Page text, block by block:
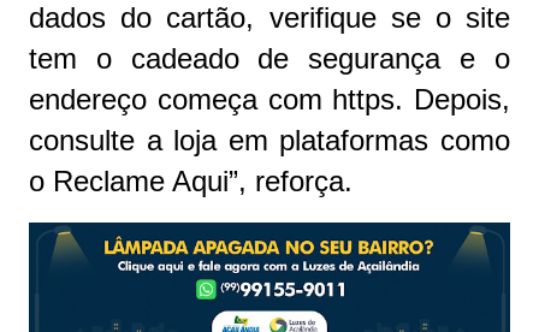
dados do cartão, verifique se o site
tem o cadeado de segurança e o
endereço começa com https. Depois,
consulte a loja em plataformas como
o Reclame Aqui”, reforça.